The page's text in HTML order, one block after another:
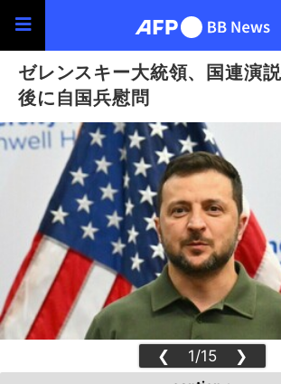
ゼレンスキー大統領、国連演
後に自国兵慰問
❮ 1/15 ❯